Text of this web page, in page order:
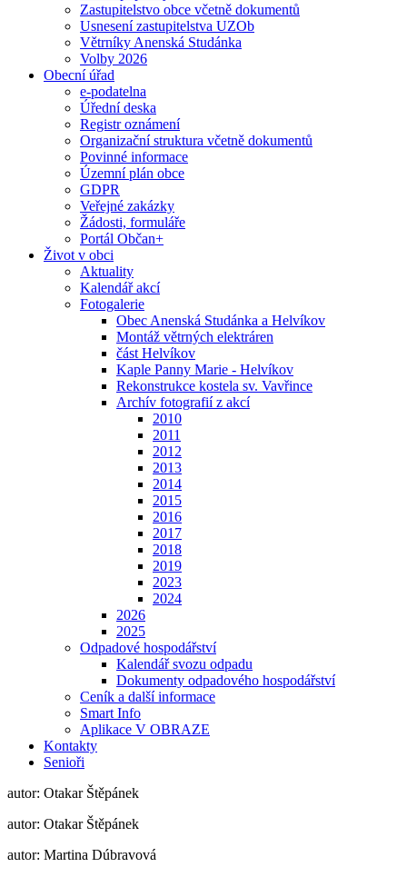
Zastupitelstvo obce včetně dokumentů
Usnesení zastupitelstva UZOb
Větrníky Anenská Studánka
Volby 2026
Obecní úřad
e-podatelna
Úřední deska
Registr oznámení
Organizační struktura včetně dokumentů
Povinné informace
Územní plán obce
GDPR
Veřejné zakázky
Žádosti, formuláře
Portál Občan+
Život v obci
Aktuality
Kalendář akcí
Fotogalerie
Obec Anenská Studánka a Helvíkov
Montáž větrných elektráren
část Helvíkov
Kaple Panny Marie - Helvíkov
Rekonstrukce kostela sv. Vavřince
Archív fotografií z akcí
2010
2011
2012
2013
2014
2015
2016
2017
2018
2019
2023
2024
2026
2025
Odpadové hospodářství
Kalendář svozu odpadu
Dokumenty odpadového hospodářství
Ceník a další informace
Smart Info
Aplikace V OBRAZE
Kontakty
Senioři
autor: Otakar Štěpánek
autor: Otakar Štěpánek
autor: Martina Dúbravová